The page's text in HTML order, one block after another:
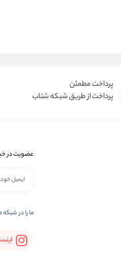
پرداخت مطمئن
پرداخت از طریق شبکه شتاب
عضویت در
ما را در